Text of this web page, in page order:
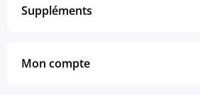
Suppléments
Mon compte